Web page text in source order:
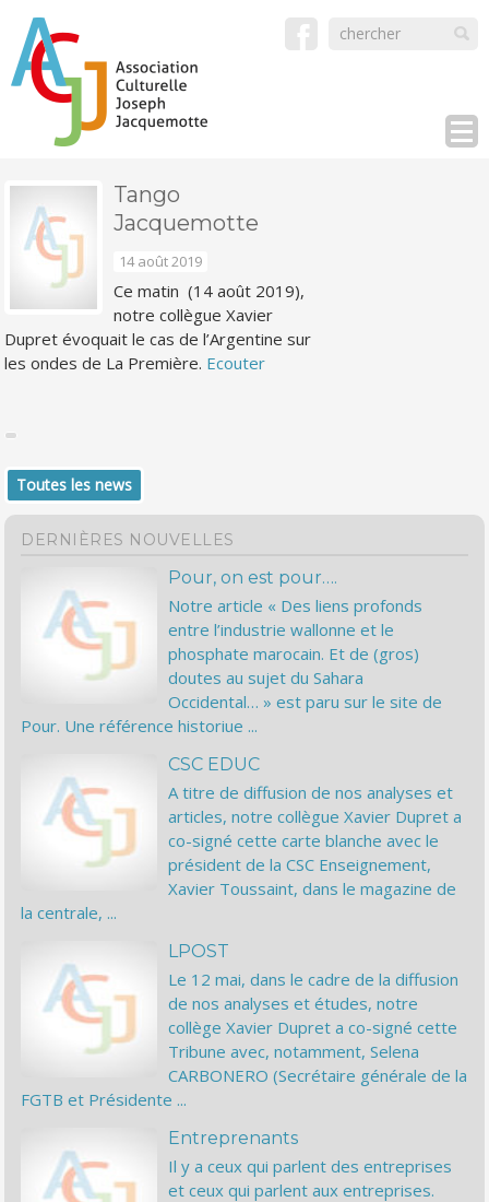
Tango
Jacquemotte
14 août 2019
Ce matin (14 août 2019),
notre collègue Xavier
Dupret évoquait le cas de l’Argentine sur
les ondes de La Première. Ecouter
Toutes les news
DERNIÈRES NOUVELLES
Pour, on est pour….
Notre article « Des liens profonds
entre l’industrie wallonne et le
phosphate marocain. Et de (gros)
doutes au sujet du Sahara
Occidental… » est paru sur le site de
Pour. Une référence historiue ...
CSC EDUC
A titre de diffusion de nos analyses et
articles, notre collègue Xavier Dupret a
co-signé cette carte blanche avec le
président de la CSC Enseignement,
Xavier Toussaint, dans le magazine de
la centrale, ...
LPOST
Le 12 mai, dans le cadre de la diffusion
de nos analyses et études, notre
collège Xavier Dupret a co-signé cette
Tribune avec, notamment, Selena
CARBONERO (Secrétaire générale de la
FGTB et Présidente ...
Entreprenants
Il y a ceux qui parlent des entreprises
et ceux qui parlent aux entreprises.